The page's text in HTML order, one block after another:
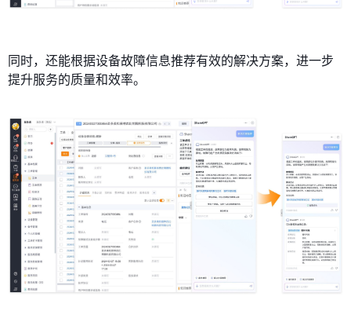
同时，还能根据设备故障信息推荐有效的解决方案，进一步
提升服务的质量和效率。